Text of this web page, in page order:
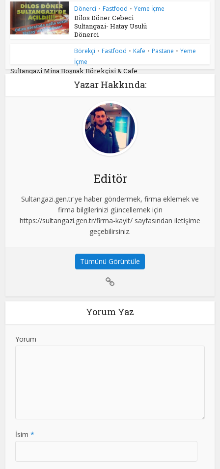
Dönerci • Fastfood • Yeme İçme
Dilos Döner Cebeci
Sultangazi- Hatay Usulü
Dönerci
Börekçi • Fastfood • Kafe • Pastane • Yeme
İçme
Sultangazi Mina Boşnak Börekçisi & Cafe
Yazar Hakkında:
Editör
Sultangazi.gen.tr'ye haber göndermek, firma eklemek ve
firma bilgilerinizi güncellemek için
https://sultangazi.gen.tr/firma-kayit/ sayfasından iletişime
geçebilirsiniz.
Tümünü Görüntüle
Yorum Yaz
Yorum
İsim *